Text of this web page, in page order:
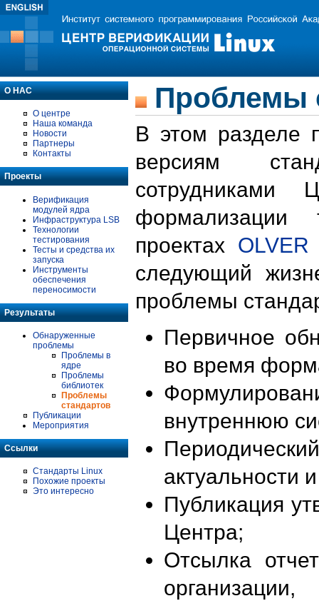
О НАС
О центре
Наша команда
Новости
Партнеры
Контакты
Проекты
Верификация
модулей ядра
Инфраструктура LSB
Технологии
тестирования
Тесты и средства их
запуска
Инструменты
обеспечения
переносимости
Результаты
Обнаруженные
проблемы
Проблемы в
ядре
Проблемы
библиотек
Проблемы
стандартов
Публикации
Мероприятия
Ссылки
Стандарты Linux
Похожие проекты
Это интересно
Проблемы
В этом разделе
версиям
формализации
проектах OLVER
следующий
проблемы
Первичное
во время
внутреннюю
актуальности
Публикация
Центра;
Отсылка